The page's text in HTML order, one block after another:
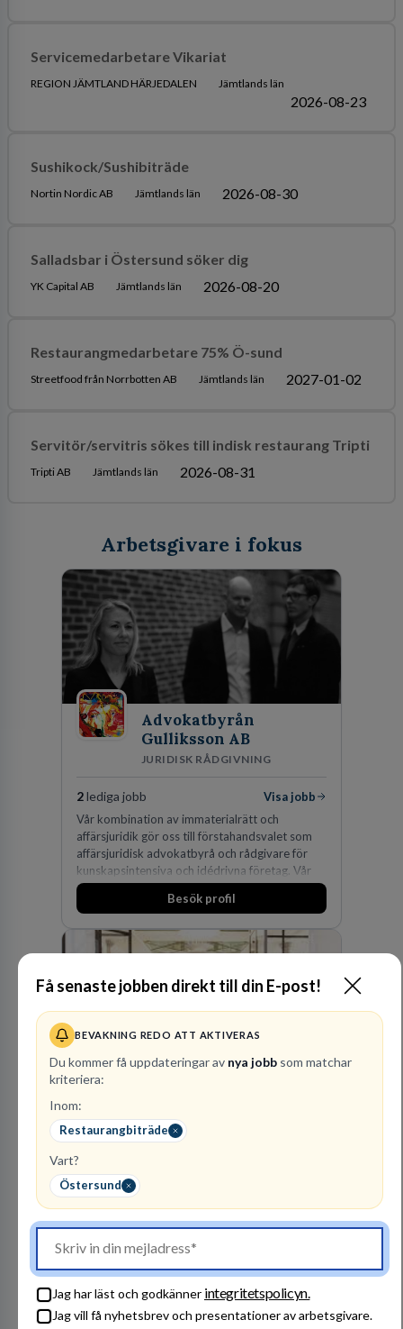
Få senaste jobben direkt till din E-post!
BEVAKNING REDO ATT AKTIVERAS
Du kommer få uppdateringar av nya jobb som matchar
kriteriera:
Inom:
Restaurangbiträde
Vart?
Östersund
Jag har läst och godkänner integritetspolicyn.
Jag vill få nyhetsbrev och presentationer av arbetsgivare.
Servicemedarbetare Vikariat
REGION JÄMTLAND HÄRJEDALEN Jämtlands län
2026-08-23
Sushikock/Sushibiträde
Nortin Nordic AB Jämtlands län 2026-08-30
Salladsbar i Östersund söker dig
YK Capital AB Jämtlands län 2026-08-20
Restaurangmedarbetare 75% Ö-sund
Streetfood från Norrbotten AB Jämtlands län 2027-01-02
Servitör/servitris sökes till indisk restaurang Tripti
Tripti AB Jämtlands län 2026-08-31
Arbetsgivare i fokus
Advokatbyrån
Gulliksson AB
JURIDISK RÅDGIVNING
2 lediga jobb
Visa jobb
Vår kombination av immaterialrätt och
affärsjuridik gör oss till förstahandsvalet som
affärsjuridisk advokatbyrå och rådgivare för
kunskapsintensiva och idédrivna företag. Vår
expertis inom IP-tillgångar har gett oss en
marknadsledande position. Våra klienter väljer
skydda, utveckla och kommersialisera
företagets viktigaste tillgångar.
Besök profil
Kommuninvest är en medlemsorganisation som
utifrån en kommunal värdegrund verkningsfullt
företräder den kommunala sektorn i
finansieringsfrågor.